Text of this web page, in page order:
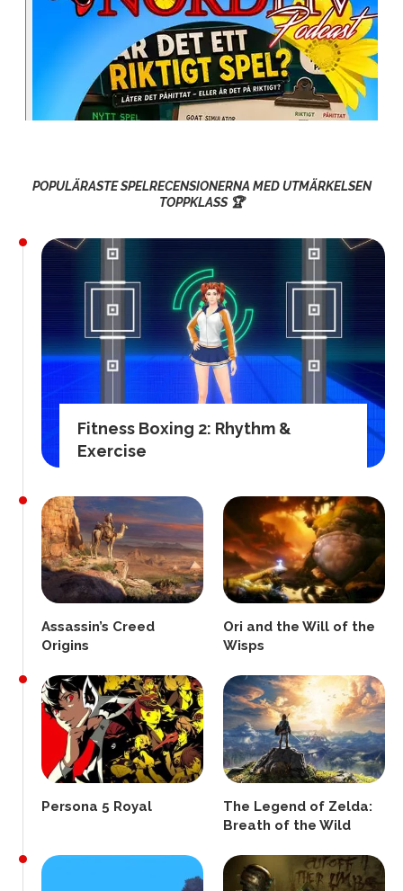
POPULÄRASTE SPELRECENSIONERNA MED UTMÄRKELSEN
TOPPKLASS 🏆
Fitness Boxing 2: Rhythm &
Exercise
Assassin’s Creed
Origins
Ori and the Will of the
Wisps
Persona 5 Royal
The Legend of Zelda:
Breath of the Wild